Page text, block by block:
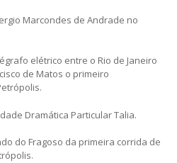
Marcondes de Andrade no
elétrico entre o Rio de Janeiro
de Matos o primeiro
Dramática Particular Talia.
do Fragoso da primeira corrida de